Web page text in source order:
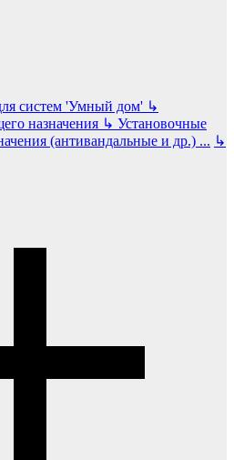
систем 'Умный дом' ↳
назначения ↳ Установочные
(антивандальные и др.) ... ↳